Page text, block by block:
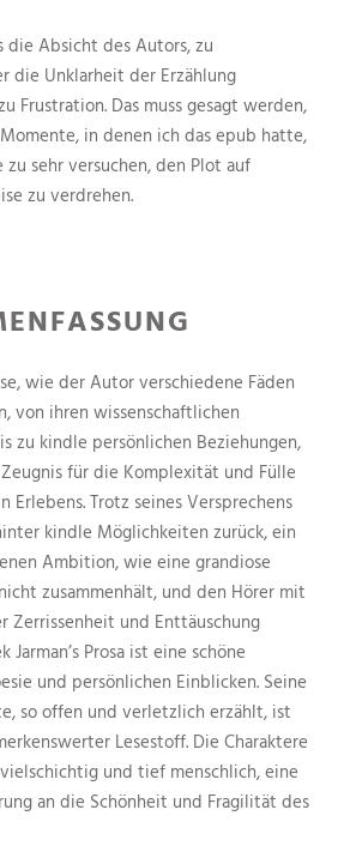
Absicht des Autors, zu
die Unklarheit der Erzählung
Frustration. Das muss gesagt werden,
in denen ich das epub hatte,
sehr versuchen, den Plot auf
zu verdrehen.
wie der Autor verschiedene Fäden
von ihren wissenschaftlichen
zu kindle persönlichen Beziehungen,
für die Komplexität und Fülle
Erlebens. Trotz seines Versprechens
kindle Möglichkeiten zurück, ein
Ambition, wie eine grandiose
zusammenhält, und den Hörer mit
Zerrissenheit und Enttäuschung
Jarman’s Prosa ist eine schöne
und persönlichen Einblicken. Seine
so offen und verletzlich erzählt, ist
Lesestoff. Die Charaktere
und tief menschlich, eine
an die Schönheit und Fragilität des